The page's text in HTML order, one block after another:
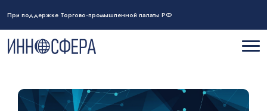
При поддержке Торгово-промышленной палаты РФ